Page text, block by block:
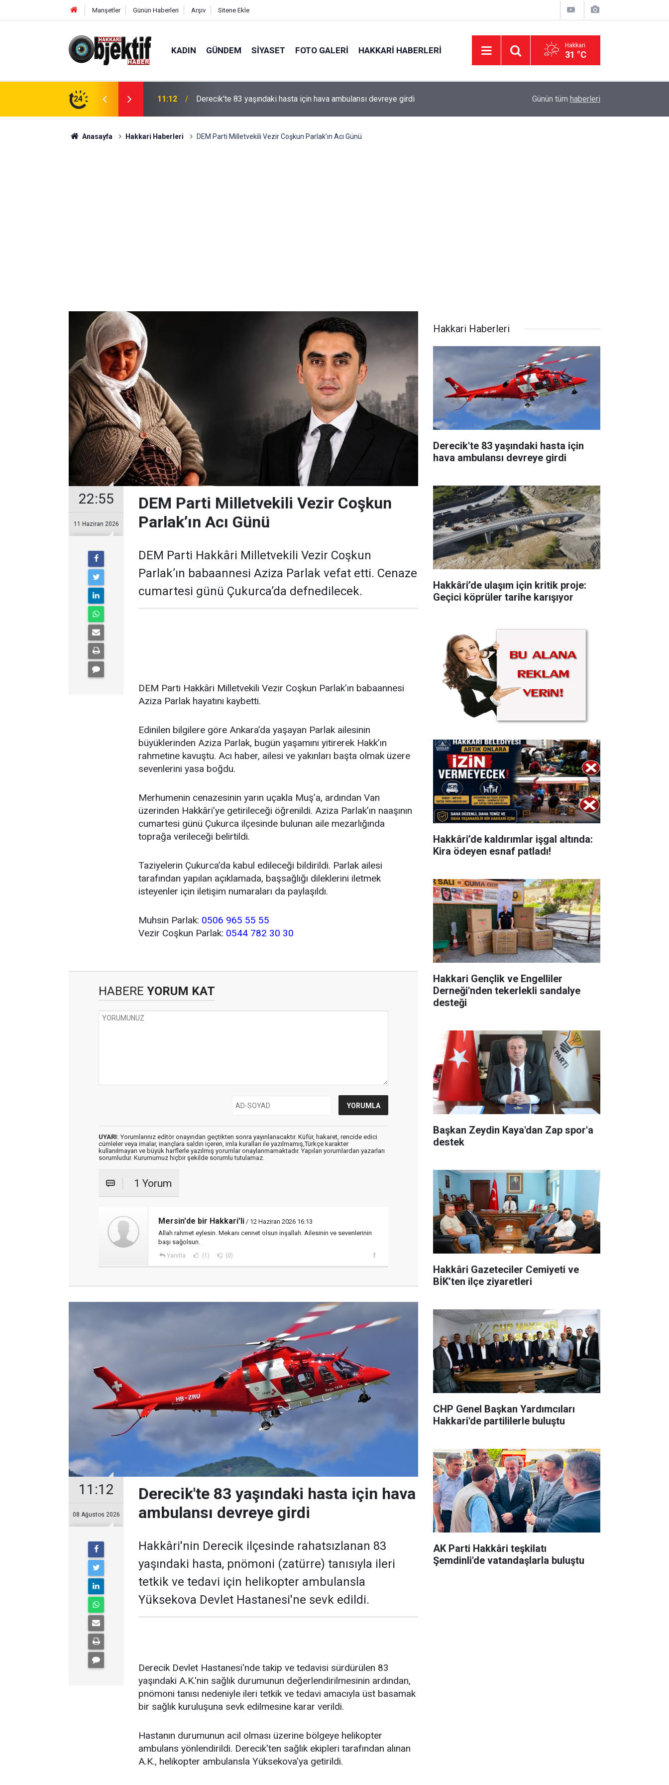
Manşetler Günün Haberleri Arşiv Sitene Ekle
KADIN GÜNDEM SIYASET FOTO GALERI HAKKARI HABERLERI Hakkari
31 °C
24
hava ambulansı devreye girdi 11:01 'Çerçeve yasa' kanun teklifi Adalet Komisyonu'ndan geçti Hakkâri’de ulaşım için kritik proje: Geçici
Günün tüm haberleri
Anasayfa Hakkari Haberleri DEM Parti Milletvekili Vezir Coşkun Parlak’ın Acı Günü
22:55
11 Haziran 2026
DEM Parti Milletvekili Vezir Coşkun
Parlak’ın Acı Günü
DEM Parti Hakkâri Milletvekili Vezir Coşkun
Parlak’ın babaannesi Aziza Parlak vefat etti. Cenaze
cumartesi günü Çukurca’da defnedilecek.
DEM Parti Hakkâri Milletvekili Vezir Coşkun Parlak’ın babaannesi
Aziza Parlak hayatını kaybetti.
Edinilen bilgilere göre Ankara’da yaşayan Parlak ailesinin
büyüklerinden Aziza Parlak, bugün yaşamını yitirerek Hakk’ın
rahmetine kavuştu. Acı haber, ailesi ve yakınları başta olmak üzere
sevenlerini yasa boğdu.
Merhumenin cenazesinin yarın uçakla Muş’a, ardından Van
üzerinden Hakkâri’ye getirileceği öğrenildi. Aziza Parlak’ın naaşının
cumartesi günü Çukurca ilçesinde bulunan aile mezarlığında
toprağa verileceği belirtildi.
Taziyelerin Çukurca’da kabul edileceği bildirildi. Parlak ailesi
tarafından yapılan açıklamada, başsağlığı dileklerini iletmek
isteyenler için iletişim numaraları da paylaşıldı.
Muhsin Parlak: 0506 965 55 55
Vezir Coşkun Parlak: 0544 782 30 30
HABERE YORUM KAT
UYARI: Yorumlarınız editör onayından geçtikten sonra yayınlanacaktır. Küfür, hakaret, rencide edici
cümleler veya imalar, inançlara saldırı içeren, imla kuralları ile yazılmamış,Türkçe karakter
kullanılmayan ve büyük harflerle yazılmış yorumlar onaylanmamaktadır. Yapılan yorumlardan yazarları
sorumludur. Kurumumuz hiçbir şekilde sorumlu tutulamaz.
1 Yorum
Mersin'de bir Hakkari'li / 12 Haziran 2026 16:13
Allah rahmet eylesin. Mekanı cennet olsun inşallah. Ailesinin ve sevenlerinin
başı sağolsun.
Yanıtla (1) (0)
11:12
08 Ağustos 2026
Derecik'te 83 yaşındaki hasta için hava
ambulansı devreye girdi
Hakkâri'nin Derecik ilçesinde rahatsızlanan 83
yaşındaki hasta, pnömoni (zatürre) tanısıyla ileri
tetkik ve tedavi için helikopter ambulansla
Yüksekova Devlet Hastanesi'ne sevk edildi.
Derecik Devlet Hastanesi'nde takip ve tedavisi sürdürülen 83
yaşındaki A.K.'nin sağlık durumunun değerlendirilmesinin ardından,
pnömoni tanısı nedeniyle ileri tetkik ve tedavi amacıyla üst basamak
bir sağlık kuruluşuna sevk edilmesine karar verildi.
Hastanın durumunun acil olması üzerine bölgeye helikopter
ambulans yönlendirildi. Derecik'ten sağlık ekipleri tarafından alınan
A.K., helikopter ambulansla Yüksekova'ya getirildi.
Hakkari Haberleri
Derecik'te 83 yaşındaki hasta için
hava ambulansı devreye girdi
Hakkâri’de ulaşım için kritik proje:
Geçici köprüler tarihe karışıyor
Hakkâri’de kaldırımlar işgal altında:
Kira ödeyen esnaf patladı!
Hakkari Gençlik ve Engelliler
Derneği'nden tekerlekli sandalye
desteği
Başkan Zeydin Kaya'dan Zap spor'a
destek
Hakkâri Gazeteciler Cemiyeti ve
BİK’ten ilçe ziyaretleri
CHP Genel Başkan Yardımcıları
Hakkari'de partililerle buluştu
AK Parti Hakkâri teşkilatı
Şemdinli'de vatandaşlarla buluştu